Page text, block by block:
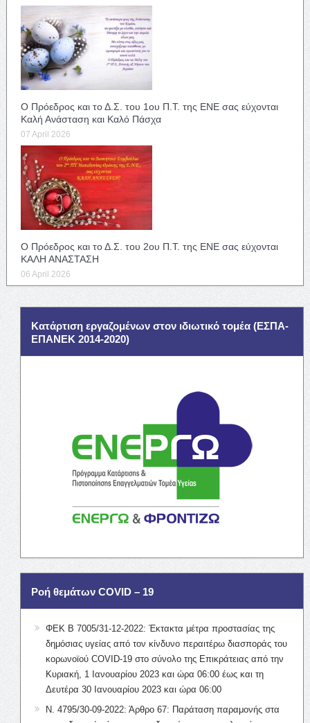
Ο Πρόεδρος και το Δ.Σ. του 1ου Π.Τ. της ΕΝΕ σας εύχονται
Καλή Ανάσταση και Καλό Πάσχα
07 April 2026
Ο Πρόεδρος και το Δ.Σ. του 2ου Π.Τ. της ΕΝΕ σας εύχονται
ΚΑΛΗ ΑΝΑΣΤΑΣΗ
06 April 2026
Κατάρτιση εργαζομένων στον ιδιωτικό τομέα (ΕΣΠΑ-
ΕΠΑΝΕΚ 2014-2020)
Ροή θεμάτων COVID – 19
ΦΕΚ Β 7005/31-12-2022: Έκτακτα μέτρα προστασίας της
δημόσιας υγείας από τον κίνδυνο περαιτέρω διασποράς του
κορωνοϊού COVID-19 στο σύνολο της Επικράτειας από την
Κυριακή, 1 Ιανουαρίου 2023 και ώρα 06:00 έως και τη
Δευτέρα 30 Ιανουαρίου 2023 και ώρα 06:00
Ν. 4795/30-09-2022: Άρθρο 67: Παράταση παραμονής στα